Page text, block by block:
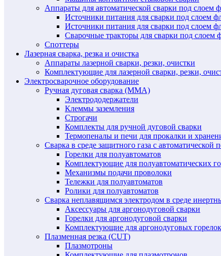
Аппараты для автоматической сварки под слоем
Источники питания для сварки под слоем
Источники питания для сварки под слоем
Сварочные тракторы для сварки под слоем
Споттеры
Лазерная сварка, резка и очистка
Аппараты лазерной сварки, резки, очистки
Комплектующие для лазерной сварки, резки,
Электросварочное оборудование
Ручная дуговая сварка (MMA)
Электрододержатели
Клеммы заземления
Строгачи
Комплекты для ручной дуговой сварки
Термопеналы и печи для прокалки и
Сварка в среде защитного газа с
Горелки для полуавтоматов
Комплектующие для полуавтоматических
Механизмы подачи проволоки
Тележки для полуавтоматов
Ролики для полуавтоматов
Сварка неплавящимся электродом в среде
Аксессуары для аргонодуговой сварки
Горелки для аргонодуговой сварки
Комплектующие для аргонодуговых горелок
Плазменная резка (CUT)
Плазмотроны